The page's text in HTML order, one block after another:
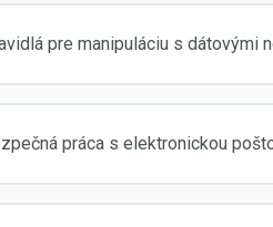
pre manipuláciu s dátovými
práca s elektronickou